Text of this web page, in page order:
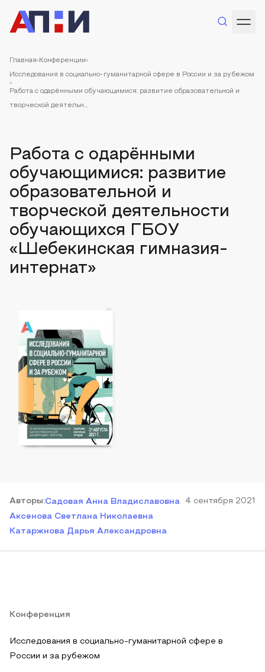
Главная Конференции
Исследования в социально-гуманитарной сфере в России и за рубежом
Работа с одарёнными обучающимися: развитие образовательной и
творческой деятельн...
Работа с одарёнными
обучающимися: развитие
образовательной и
творческой деятельности
обучающихся ГБОУ
«Шебекинская гимназия-
интернат»
Авторы:Садовая Анна Владиславовна
Аксенова Светлана Николаевна
Катаржнова Дарья Александровна
4 сентября 2021
Конференция
Исследования в социально-гуманитарной сфере в
России и за рубежом